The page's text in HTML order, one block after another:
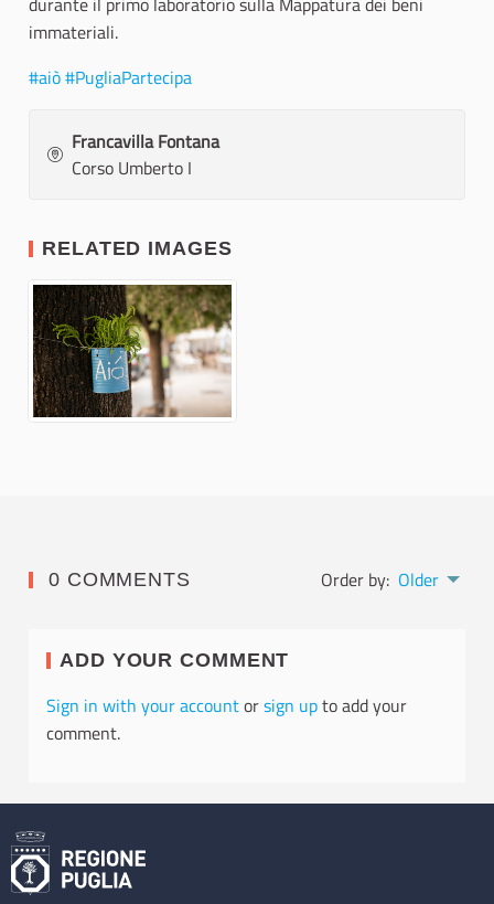
immateriali.
#aiò#PugliaPartecipa
Francavilla Fontana
Corso Umberto I
RELATED IMAGES
0 COMMENTS Order by: Older
ADD YOUR COMMENT
Sign in with your accountorsign upto add your
comment.